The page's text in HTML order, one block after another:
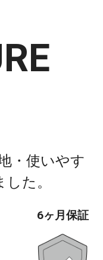
・使いやす
た。
6ヶ月保証